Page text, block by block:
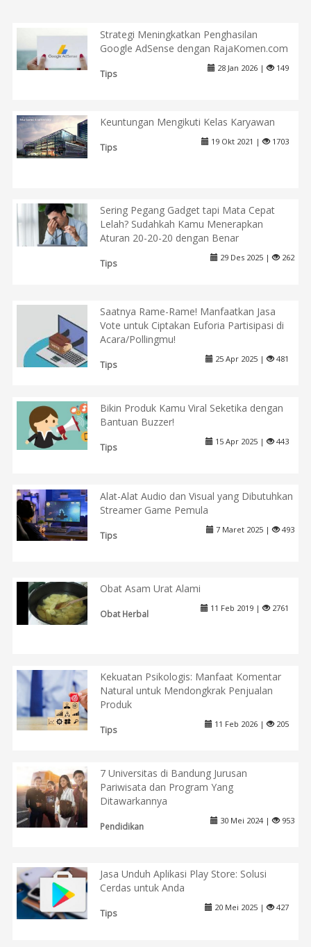
Strategi Meningkatkan Penghasilan
Google AdSense dengan RajaKomen.com
Tips
28 Jan 2026 | 149
Keuntungan Mengikuti Kelas Karyawan
Tips
19 Okt 2021 | 1703
Sering Pegang Gadget tapi Mata Cepat
Lelah? Sudahkah Kamu Menerapkan
Aturan 20-20-20 dengan Benar
Tips
29 Des 2025 | 262
Saatnya Rame-Rame! Manfaatkan Jasa
Vote untuk Ciptakan Euforia Partisipasi di
Acara/Pollingmu!
Tips
25 Apr 2025 | 481
Bikin Produk Kamu Viral Seketika dengan
Bantuan Buzzer!
Tips
15 Apr 2025 | 443
Alat-Alat Audio dan Visual yang Dibutuhkan
Streamer Game Pemula
Tips
7 Maret 2025 | 493
Obat Asam Urat Alami
Obat Herbal
11 Feb 2019 | 2761
Kekuatan Psikologis: Manfaat Komentar
Natural untuk Mendongkrak Penjualan
Produk
Tips
11 Feb 2026 | 205
7 Universitas di Bandung Jurusan
Pariwisata dan Program Yang
Ditawarkannya
Pendidikan
30 Mei 2024 | 953
Jasa Unduh Aplikasi Play Store: Solusi
Cerdas untuk Anda
Tips
20 Mei 2025 | 427